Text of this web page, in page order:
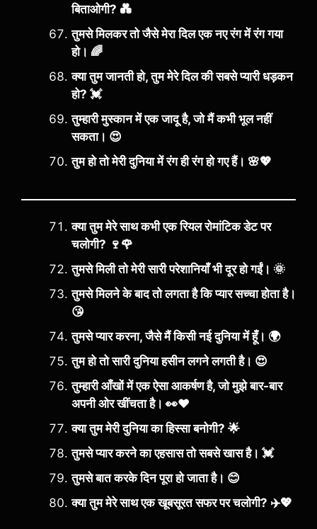
बिताओगी? 💑
तुमसे मिलकर तो जैसे मेरा दिल एक नए रंग में रंग गया
हो। 🌈
क्या तुम जानती हो, तुम मेरे दिल की सबसे प्यारी धड़कन
हो? 💓
तुम्हारी मुस्कान में एक जादू है, जो मैं कभी भूल नहीं
सकता। 😍
तुम हो तो मेरी दुनिया में रंग ही रंग हो गए हैं। 🌸💖
क्या तुम मेरे साथ कभी एक रियल रोमांटिक डेट पर
चलोगी? 🍷🌹
तुमसे मिली तो मेरी सारी परेशानियाँ भी दूर हो गईं। 🌞
तुमसे मिलने के बाद तो लगता है कि प्यार सच्चा होता है।
😘
तुमसे प्यार करना, जैसे मैं किसी नई दुनिया में हूँ। 🌍
तुम हो तो सारी दुनिया हसीन लगने लगती है। 😍
तुम्हारी आँखों में एक ऐसा आकर्षण है, जो मुझे बार-बार
अपनी ओर खींचता है। 👀❤️
क्या तुम मेरी दुनिया का हिस्सा बनोगी? 🌟
तुमसे प्यार करने का एहसास तो सबसे खास है। 💓
तुमसे बात करके दिन पूरा हो जाता है। 😊
क्या तुम मेरे साथ एक खूबसूरत सफर पर चलोगी? ✈️💖